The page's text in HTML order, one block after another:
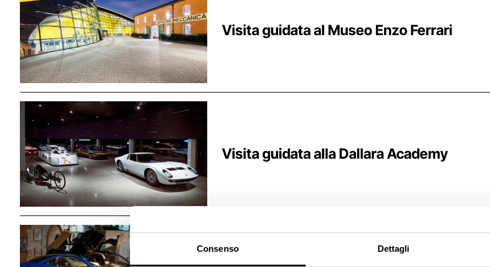
Consenso Dettagli
Visita guidata al Museo Enzo Ferrari
Visita guidata alla Dallara Academy